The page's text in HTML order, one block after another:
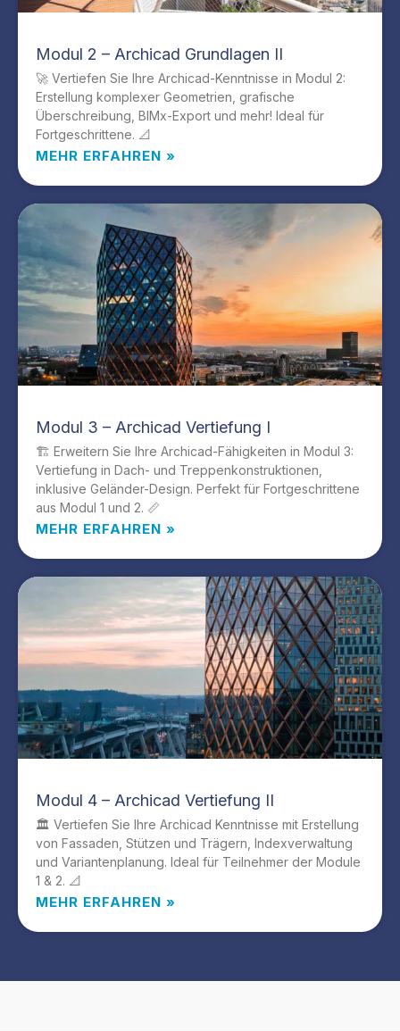
Modul 2 – Archicad Grundlagen II
🚀 Vertiefen Sie Ihre Archicad-Kenntnisse in Modul 2:
Erstellung komplexer Geometrien, grafische
Überschreibung, BIMx-Export und mehr! Ideal für
Fortgeschrittene. 📐
MEHR ERFAHREN »
Modul 3 – Archicad Vertiefung I
🏗️ Erweitern Sie Ihre Archicad-Fähigkeiten in Modul 3:
Vertiefung in Dach- und Treppenkonstruktionen,
inklusive Geländer-Design. Perfekt für Fortgeschrittene
aus Modul 1 und 2. 📏
MEHR ERFAHREN »
Modul 4 – Archicad Vertiefung II
🏛️ Vertiefen Sie Ihre Archicad Kenntnisse mit Erstellung
von Fassaden, Stützen und Trägern, Indexverwaltung
und Variantenplanung. Ideal für Teilnehmer der Module
1 & 2. 📐
MEHR ERFAHREN »